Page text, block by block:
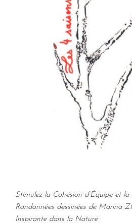
Stimulez la Cohésion d’Équipe et la
Randonnées dessinées de Marina
Inspirante dans la Nature